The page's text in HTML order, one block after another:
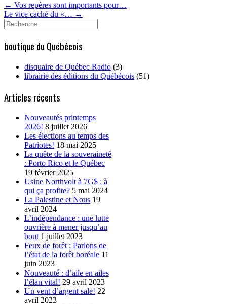
← Vos repères sont importants pour…
Le vice caché du «… →
Search
for:
boutique du Québécois
disquaire de Québec Radio (3)
librairie des éditions du Québécois (51)
Articles récents
Nouveautés printemps
2026! 8 juillet 2026
Les élections au temps des
Patriotes! 18 mai 2025
La quête de la souveraineté
: Porto Rico et le Québec
19 février 2025
Usine Northvolt à 7G$ : à
qui ça profite? 5 mai 2024
La Palestine et Nous 19
avril 2024
L’indépendance : une lutte
ouvrière à mener jusqu’au
bout 1 juillet 2023
Feux de forêt : Parlons de
l’état de la forêt boréale 11
juin 2023
Nouveauté : d’aile en ailes
l’élan vital! 29 avril 2023
Un vent d’argent sale! 22
avril 2023